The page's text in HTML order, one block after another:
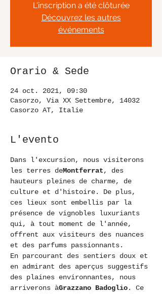
L'inscription a été clôturée
Découvrez les autres
événements
Orario & Sede
24 oct. 2021, 09:30
Casorzo, Via XX Settembre, 14032
Casorzo AT, Italie
L'evento
Dans l'excursion, nous visiterons
les terres deMontferrat, des
hauteurs pleines de charme, de
culture et d'histoire. De plus,
ces lieux sont embellis par la
présence de vignobles luxuriants
qui, à tout moment de l'année,
offrent aux visiteurs des nuances
et des parfums passionnants.
En parcourant des sentiers doux et
en admirant des aperçus suggestifs
des plaines environnantes, nous
arriverons àGrazzano Badoglio. Ce